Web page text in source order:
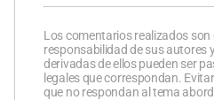
Los comentarios realizados son
responsabilidad de sus autores
derivadas de ellos pueden ser
legales que correspondan.
que no respondan al tema